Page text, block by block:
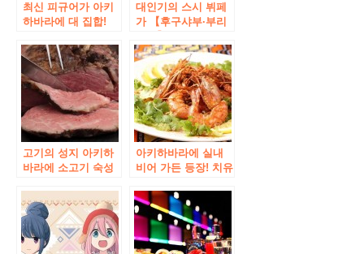
최신 피규어가 아키
하바라에 대 집합!
2019 Autumn”개최
안내
대인기의 스시 뷔페
가 【후구샤부·부리
이렇게 호화롭고 가
격 그대로 4,999엔!
【스시 술집 후지야
마 아키하바라점】
고기의 성지 아키하
바라에 소고기 숙성
술도 다수! 고급 로스
트 비프를 저렴한 가
격에
아키하바라에 실내
비어 가든 등장! 치유
토 제닉 공간 세계의
맥주로 건배!